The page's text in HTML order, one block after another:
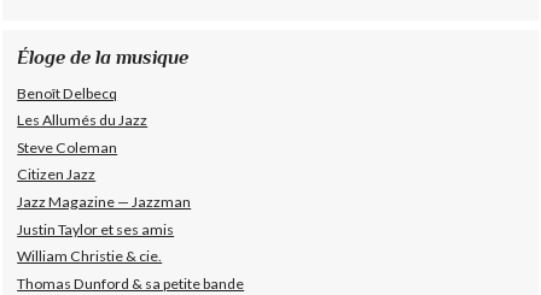
Éloge de la musique
Benoît Delbecq
Les Allumés du Jazz
Steve Coleman
Citizen Jazz
Jazz Magazine — Jazzman
Justin Taylor et ses amis
William Christie & cie.
Thomas Dunford & sa petite bande